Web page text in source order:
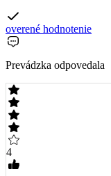
overené hodnotenie
Prevádzka odpovedala
4